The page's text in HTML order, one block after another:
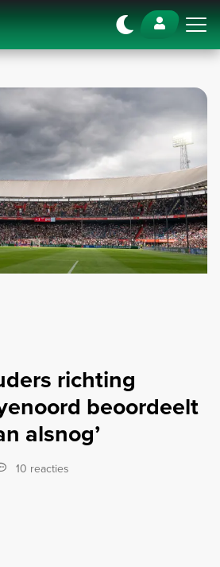
richting
beoordeelt
alsnog’
10 reacties